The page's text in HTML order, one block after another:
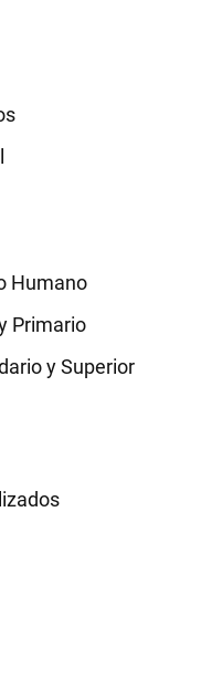
Humano
Primario
y Superior